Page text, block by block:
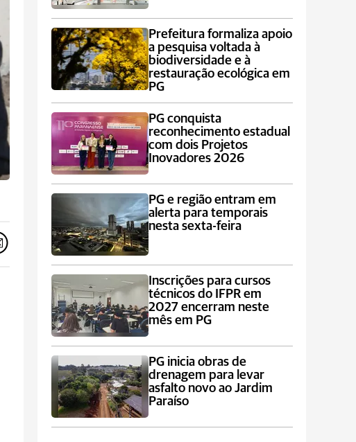
Prefeitura formaliza apoio
a pesquisa voltada à
biodiversidade e à
restauração ecológica em
PG
PG conquista
reconhecimento estadual
com dois Projetos
Inovadores 2026
PG e região entram em
alerta para temporais
nesta sexta-feira
Inscrições para cursos
técnicos do IFPR em
2027 encerram neste
mês em PG
PG inicia obras de
drenagem para levar
asfalto novo ao Jardim
Paraíso